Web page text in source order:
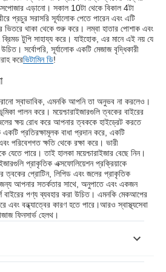
এড়ানো। সকাল 10টা থেকে বিকাল 4টা
প্রচুর সরাসরি সূর্যালোক পেতে পারেন এবং এটি
ভিতরে থাকা থেকে শুরু করে। লম্বা হাতার পোশাক এবং
টুপি সাহায্য করে। যাইহোক, এর মানে এই নয় যে
সর্বোপরি, সূর্যালোক একটি মেজাজ বৃদ্ধিকারী
করেভিটামিন ডি!
স্বাভাবিক, এমনকি আপনি তা অনুভব না করলেও।
পালন করে। ময়েশ্চারাইজারগুলি ত্বকের বাইরের
জলের ক্ষয় রোধ করে আপনার ত্বককে হাইড্রেট করতে
প্রতিরক্ষামূলক বাধা প্রদান করে, একটি
পরিবেশগত ক্ষতি থেকে রক্ষা করে। ভারী
যেতে পারে। তাই হালকা ময়েশ্চারাইজার বেছে নিন।
প্রাকৃতিক এক্সফোলিয়েশন প্রক্রিয়াকে
ত্বকের প্রোটিন, লিপিড এবং জলের প্রাকৃতিক
আপনার সতর্কতার সাথে, অনুপাতে এবং একজন
বাইরের পণ্য ব্যবহার করা উচিত। এমনকি মেকআপের
এবং বন্ধ্যাত্বের কারণ হতে পারে।আরও স্বাস্থ্যসেবা
ফিনসার্ভ হেলথ।